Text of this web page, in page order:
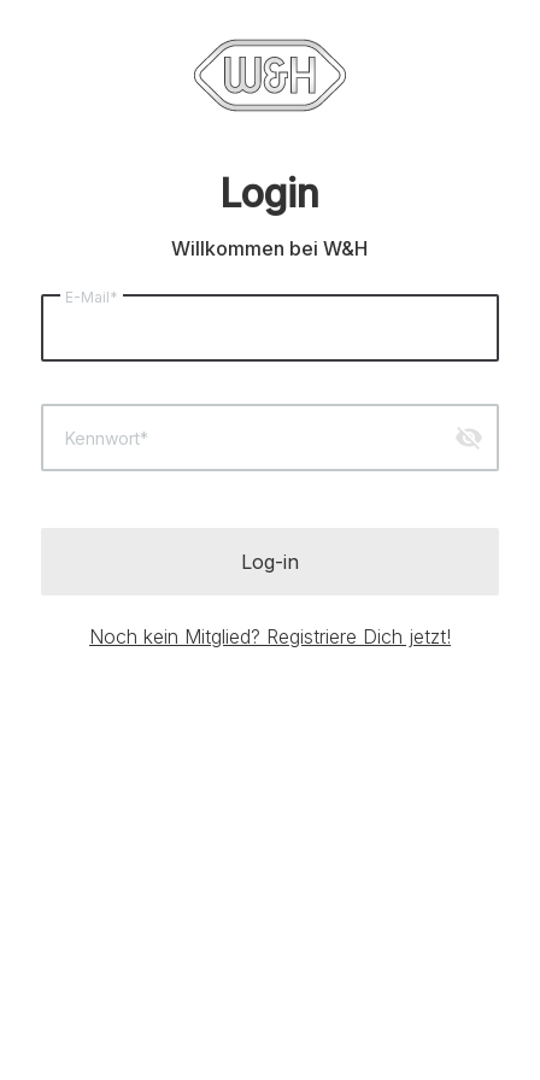
Login
Willkommen bei W&H
E-Mail*
Kennwort* visibility_off
Log-in
Noch kein Mitglied? Registriere Dich jetzt!